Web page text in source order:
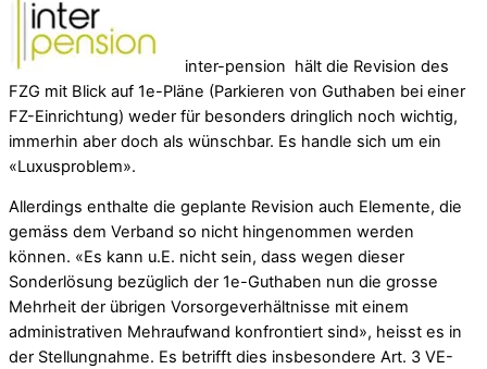
inter-pension hält die Revision des
FZG mit Blick auf 1e-Pläne (Parkieren von Guthaben bei einer
FZ-Einrichtung) weder für besonders dringlich noch wichtig,
immerhin aber doch als wünschbar. Es handle sich um ein
«Luxusproblem».
Allerdings enthalte die geplante Revision auch Elemente, die
gemäss dem Verband so nicht hingenommen werden
können. «Es kann u.E. nicht sein, dass wegen dieser
Sonderlösung bezüglich der 1e-Guthaben nun die grosse
Mehrheit der übrigen Vorsorgeverhältnisse mit einem
administrativen Mehraufwand konfrontiert sind», heisst es in
der Stellungnahme. Es betrifft dies insbesondere Art. 3 VE-